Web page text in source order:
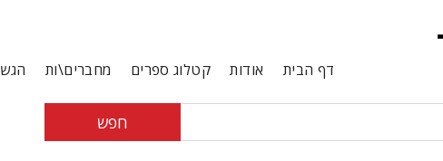
דף הבית אודות קטלוג ספרים מחברים\ות
חפש